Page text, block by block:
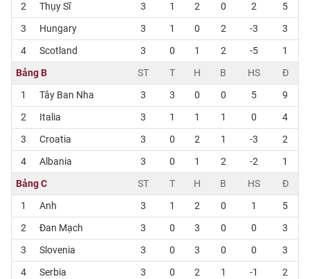
2
Thụy Sĩ 3 1 2 0 2
5
3
Hungary 3 1 0 2 -3
3
4
Scotland 3 0 1 2 -5
1
Bảng B
ST T H B HS
Đ
1
Tây Ban Nha 3 3 0 0 5
9
2
Italia 3 1 1 1 0
4
3
Croatia 3 0 2 1 -3
2
4
Albania 3 0 1 2 -2
1
Bảng C
ST T H B HS
Đ
1
Anh 3 1 2 0 1
5
2
Đan Mạch 3 0 3 0 0
3
3
Slovenia 3 0 3 0 0
3
4
Serbia 3 0 2 1 -1
2